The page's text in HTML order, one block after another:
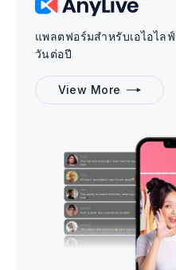
แพลตฟอร์มสำหรับเอไอไล
วันต่อปี
View More